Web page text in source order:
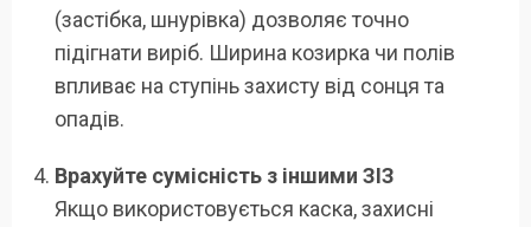
(застібка, шнурівка) дозволяє точно
підігнати виріб. Ширина козирка чи полів
впливає на ступінь захисту від сонця та
опадів.
Врахуйте сумісність з іншими ЗІЗ
Якщо використовується каска, захисні